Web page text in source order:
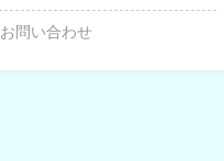
お問い合わせ